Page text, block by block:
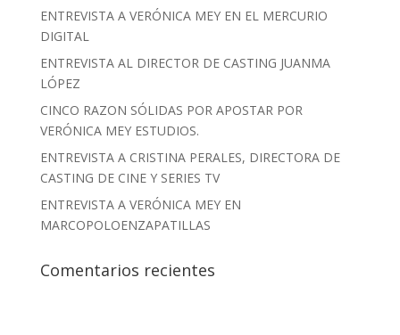
ENTREVISTA A VERÓNICA MEY EN EL MERCURIO
DIGITAL
ENTREVISTA AL DIRECTOR DE CASTING JUANMA
LÓPEZ
CINCO RAZON SÓLIDAS POR APOSTAR POR
VERÓNICA MEY ESTUDIOS.
ENTREVISTA A CRISTINA PERALES, DIRECTORA DE
CASTING DE CINE Y SERIES TV
ENTREVISTA A VERÓNICA MEY EN
MARCOPOLOENZAPATILLAS
Comentarios recientes